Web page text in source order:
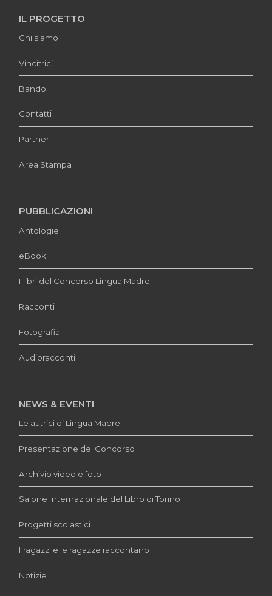
IL PROGETTO
Chi siamo
Vincitrici
Bando
Contatti
Partner
Area Stampa
PUBBLICAZIONI
Antologie
eBook
I libri del Concorso Lingua Madre
Racconti
Fotografia
Audioracconti
NEWS & EVENTI
Le autrici di Lingua Madre
Presentazione del Concorso
Archivio video e foto
Salone Internazionale del Libro di Torino
Progetti scolastici
I ragazzi e le ragazze raccontano
Notizie